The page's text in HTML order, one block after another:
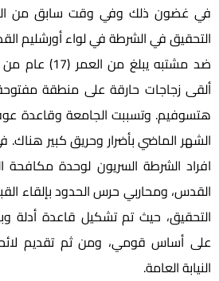
في غضون ذلك وفي وقت سابق من
التحقيق في الشرطة في لواء أورشليم
ضد مشتبه يبلغ من
ألقى زجاجات حارقة على منطقة
هتسوفيم. وتسببت الجامعة وقاعدة
الشهر الماضي بأضرار وحريق كبير هناك.
افراد الشرطة السريون لوحدة مكافحة
القدس، ومحاربي حرس الحدود بإلقاء
التحقيق، حيث تم تشكيل قاعدة أدلة
على أساس قومي، ومن ثم تقديم
النيابة العامة.